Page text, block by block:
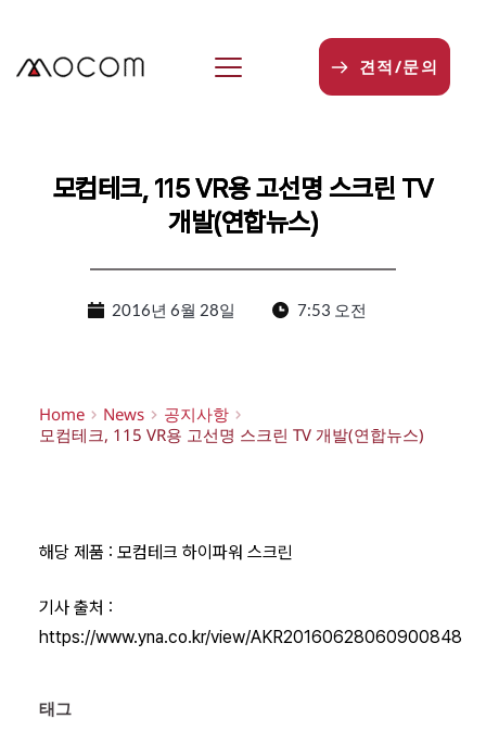
견적/문의
모컴테크, 115 VR용 고선명 스크린 TV
개발(연합뉴스)
2016년 6월 28일 7:53 오전
Home News
공지사항
모컴테크, 115 VR용 고선명 스크린 TV 개발(연합뉴스)
해당 제품 : 모컴테크 하이파워 스크린
기사 출처 :
https://www.yna.co.kr/view/AKR20160628060900848
태그